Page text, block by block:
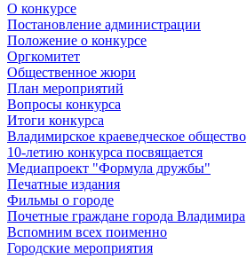
О конкурсе
Постановление администрации
Положение о конкурсе
Оргкомитет
Общественное жюри
План мероприятий
Вопросы конкурса
Итоги конкурса
Владимирское краеведческое общество
10-летию конкурса посвящается
Медиапроект "Формула дружбы"
Печатные издания
Фильмы о городе
Почетные граждане города Владимира
Вспомним всех поименно
Городские мероприятия